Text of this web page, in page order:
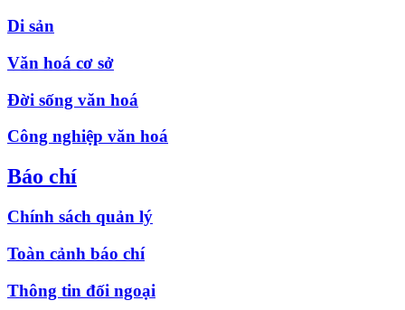
Di sản
Văn hoá cơ sở
Đời sống văn hoá
Công nghiệp văn hoá
Báo chí
Chính sách quản lý
Toàn cảnh báo chí
Thông tin đối ngoại